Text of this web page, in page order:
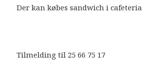
Der kan købes sandwich i cafeteria
Tilmelding til 25 66 75 17